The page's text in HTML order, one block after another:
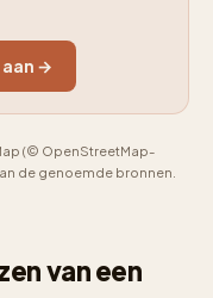
aan →
(© OpenStreetMap-
de genoemde bronnen.
van een